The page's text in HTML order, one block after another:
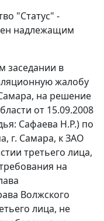
"Статус" -
надлежащим
заседании в
жалобу
на решение
от 15.09.2008
Сафаева Н.Р.) по
г. Самара, к ЗАО
третьего лица,
на
Волжского
лица, не